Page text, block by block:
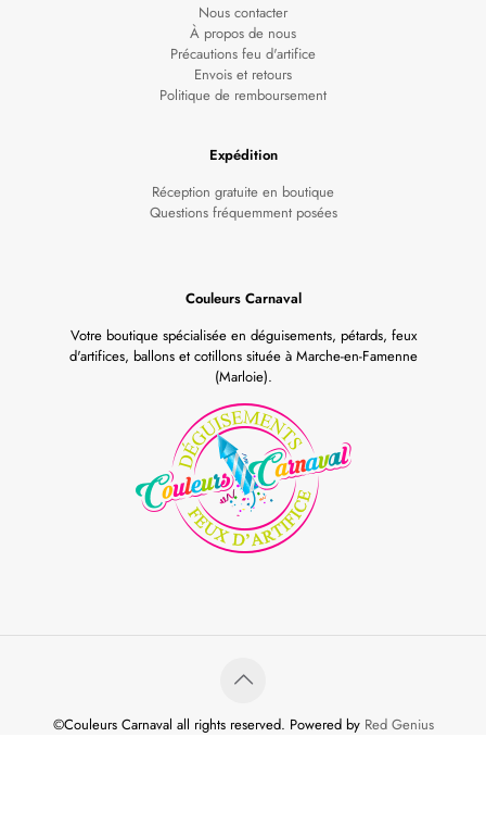
Nous contacter
À propos de nous
Précautions feu d'artifice
Envois et retours
Politique de remboursement
Expédition
Réception gratuite en boutique
Questions fréquemment posées
Couleurs Carnaval
Votre boutique spécialisée en déguisements, pétards, feux
d'artifices, ballons et cotillons située à Marche-en-Famenne
(Marloie).
©Couleurs Carnaval all rights reserved. Powered by Red Genius